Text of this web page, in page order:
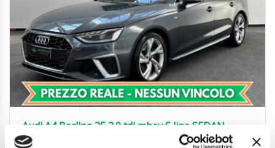
Audi A4 Berlina 35 2.0 tdi mhev S line SEDAN
REAR|ACC|CARPLAY|18′